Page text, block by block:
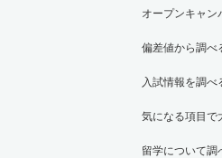
オープンキャン
偏差値から調べ
入試情報を調べ
気になる項目で
留学について調